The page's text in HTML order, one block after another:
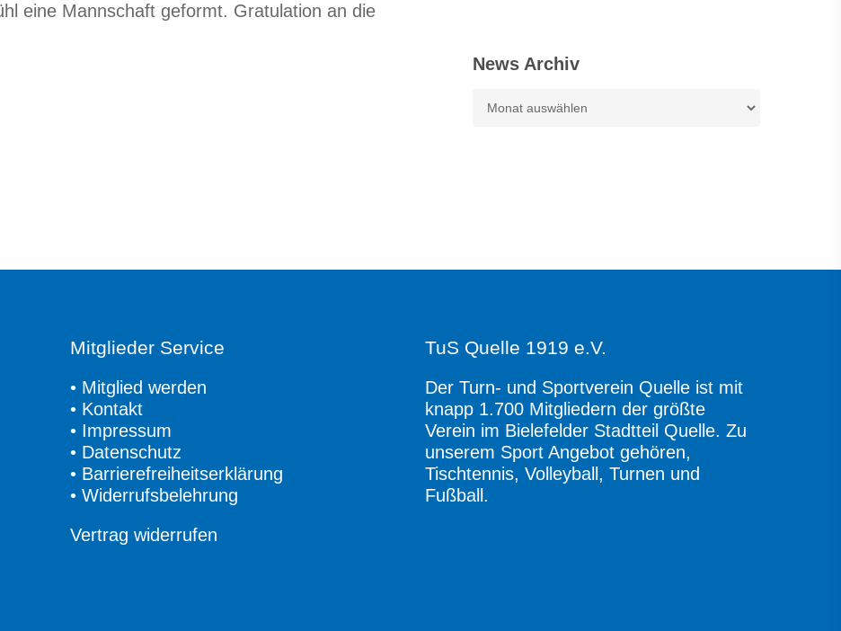
eine Mannschaft geformt. Gratulation an die
News Archiv
News
Archiv
Mitglieder Service
• Mitglied werden
• Kontakt
• Impressum
• Datenschutz
• Barrierefreiheitserklärung
• Widerrufsbelehrung
Vertrag widerrufen
TuS Quelle 1919 e.V.
Der Turn- und Sportverein Quelle ist mit
knapp 1.700 Mitgliedern der größte
Verein im Bielefelder Stadtteil Quelle. Zu
unserem Sport Angebot gehören,
Tischtennis, Volleyball, Turnen und
Fußball.